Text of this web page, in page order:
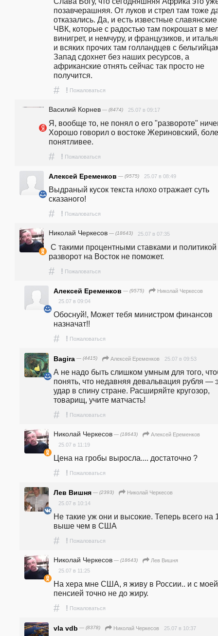
позавчерашняя. От луков и стрел там тоже
отказались. Да, и есть известные славянские
ЧВК, которые с радостью там покрошат в
винигрет, и немчуру, и французиков, и
и всяких прочих там голландцев с
Запад сдохнет без наших ресурсов, а
африканские отнять сейчас так просто не
получится.
# ! Пожаловаться
Василий Корнев — (8474) 25.07 в 09:17
Я, вообще то, не понял о его "развороте"
Хорошо говорил о востоке Жериновский,
понятливее.
# ! Пожаловаться
Алексей Еременков — (9575) 25.07 в 08:49
Выдраный кусок текста нлохо отражает суть
сказаного!
# ! Пожаловаться
Николай Черкесов — (18643) 25.07 в 07:35
разворот на Восток не поможет.
# ! Пожаловаться
Алексей Еременков — (9575)
Николай Черкесов
25.07 в 09:04
Обоснуй!, Может тебя министром финансов
назначат!!
# ! Пожаловаться
Bagira — (4415) Алексей Еременков 25.07 в 09:53
А не надо быть слишком умным для того,
понять, что недавняя девальвация рубля —
удар в спину стране. Расширяйте кругозор,
товарищ, учите матчасть!
# ! Пожаловаться
Николай Черкесов — (18643)
Алексей Еременков
25.07 в 11:19
Цена на гробы выросла.... достаточно ?
# ! Пожаловаться
Лев Вишня — (2393)
Николай Черкесов
25.07 в 10:14
Не такие уж они и высокие. Теперь всего на
выше чем в США
# ! Пожаловаться
Николай Черкесов — (18643)
Лев Вишня
25.07 в 11:25
На хера мне США, я живу в России.. и с моей
пенсией точно не до жиру.
# ! Пожаловаться
vla vdb — (8378) Николай Черкесов 25.07 в 10:37